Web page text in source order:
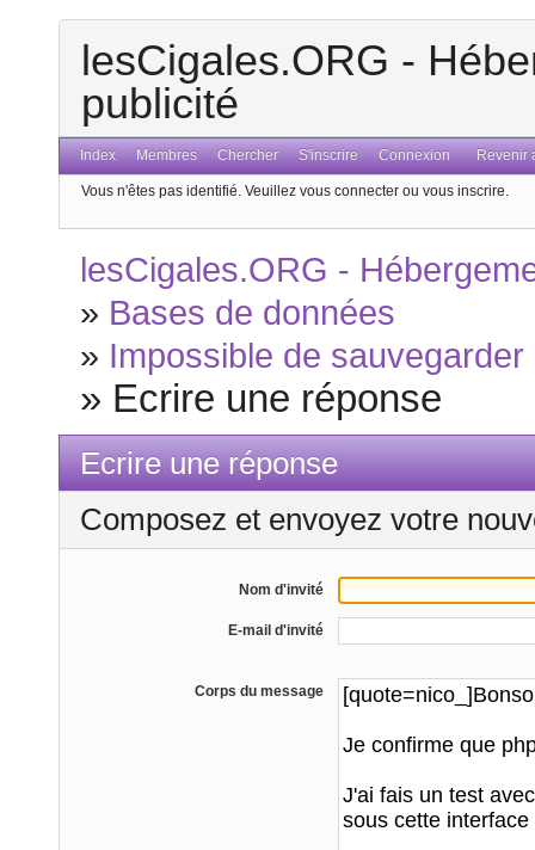
lesCigales.ORG -
publicité
Index Membres Chercher S'inscrire Connexion Revenir
Vous n'êtes pas identifié. Veuillez vous connecter ou vous inscrire.
lesCigales.ORG -
» Bases de données
» Impossible de
» Ecrire une réponse
Ecrire une réponse
Composez et envoyez votre
Nom d'invité
E-mail d'invité
Corps du message